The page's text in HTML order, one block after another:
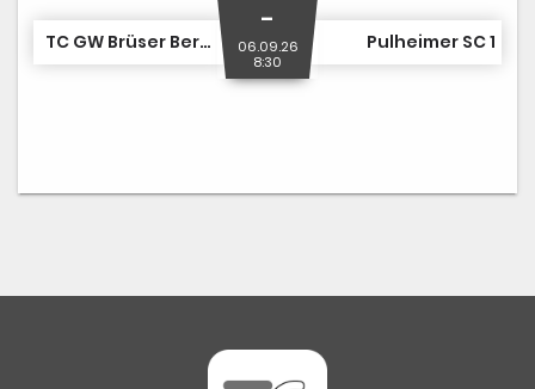
TC GW Brüser Berg 1
-
06.09.26
8:30
Pulheimer SC 1